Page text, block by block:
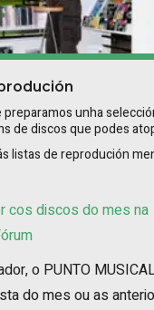
unha
de discos que podes
listas de reprodución
cos discos do mes na
o PUNTO
do mes ou as